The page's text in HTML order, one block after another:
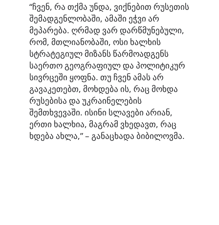
“ჩვენ, რა თქმა უნდა, ვიქნებით რუსეთის
შემადგენლობაში, ამაში ეჭვი არ
მეპარება. ღრმად ვარ დარწმუნებული,
რომ, მთლიანობაში, ოსი ხალხის
სტრატეგიულ მიზანს წარმოადგენს
საერთო გეოგრაფიულ და პოლიტიკურ
სივრცეში ყოფნა. თუ ჩვენ ამას არ
გავაკეთებთ, მოხდება ის, რაც მოხდა
რუსებისა და უკრაინელების
შემთხვევაში. ისინი სლავები არიან,
ერთი ხალხია, მაგრამ ვხედავთ, რაც
ხდება ახლა,” – განაცხადა ბიბილოვმა.